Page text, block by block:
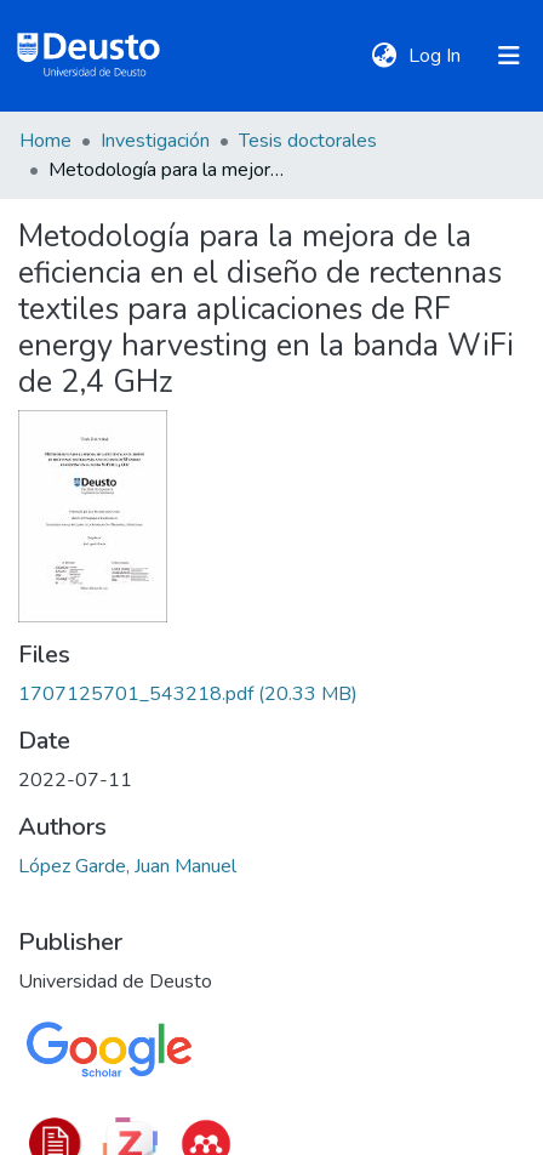
Log In (current)
DeustoTeka
Communities
&
Collections
All of DSpace
Statistics
Policies
Home Investigación
Tesis doctorales
Metodología para la mejora de la eficiencia en el diseño de rectennas textiles para aplicaciones de RF energy harvesting en la banda WiFi de 2,4 GHz
Metodología para la mejora de la
eficiencia en el diseño de rectennas
textiles para aplicaciones de RF
energy harvesting en la banda WiFi
de 2,4 GHz
Files
1707125701_543218.pdf(20.33 MB)
Date
2022-07-11
Authors
López Garde, Juan Manuel
Publisher
Universidad de Deusto